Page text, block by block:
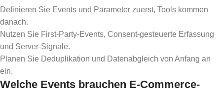
Definieren Sie Events und Parameter zuerst, Tools kommen
danach.
Nutzen Sie First-Party-Events, Consent-gesteuerte Erfassung
und Server-Signale.
Planen Sie Deduplikation und Datenabgleich von Anfang an
ein.
Welche Events brauchen E-Commerce-